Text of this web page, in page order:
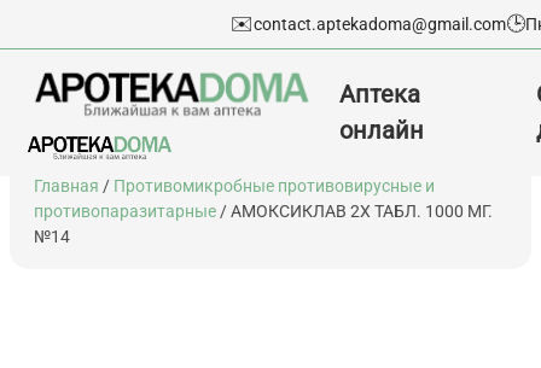
Перейти
содержимому
✉️contact.aptekadoma@gmail.com🕒
Аптека
онлайн
Главная / Противомикробные противовирусные и
противопаразитарные / АМОКСИКЛАВ 2Х ТАБЛ. 1000 МГ.
№14